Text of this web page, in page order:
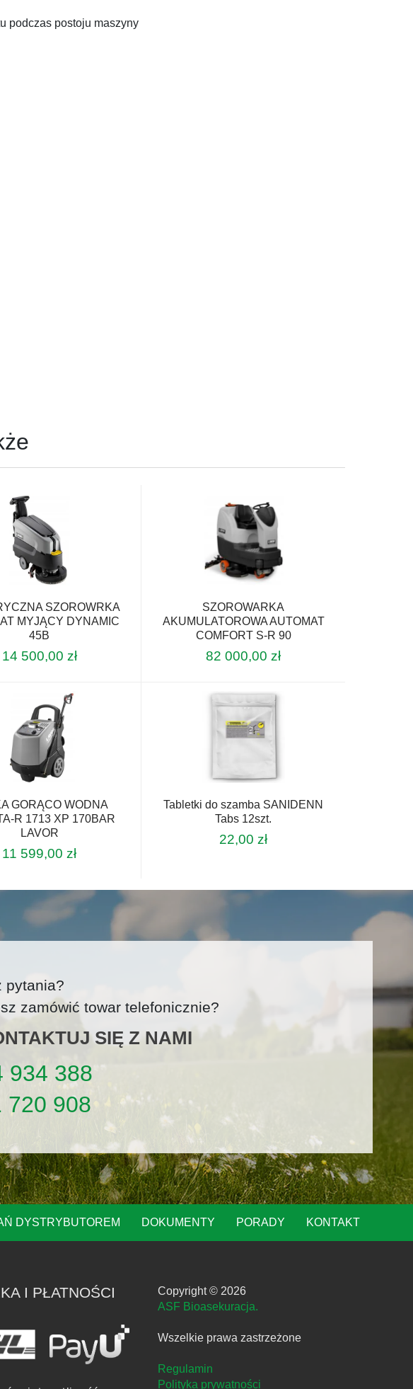
podczas postoju maszyny
SZOROWRKA
MYJĄCY DYNAMIC
45B
14 500,00 zł
SZOROWARKA
AKUMULATOROWA AUTOMAT
COMFORT S-R 90
82 000,00zł
GORĄCO WODNA
R 1713 XP 170BAR
LAVOR
11 599,00zł
Tabletki do szamba SANIDENN
Tabs 12szt.
22,00zł
pytania?
zamówić towar telefonicznie?
SIĘ Z NAMI
934 388
720 908
DYSTRYBUTOREM DOKUMENTY PORADY KONTAKT
I PŁATNOŚCI
Copyright © 2026
ASF Bioasekuracja.
Wszelkie prawa zastrzeżone
Regulamin
Polityka prywatności